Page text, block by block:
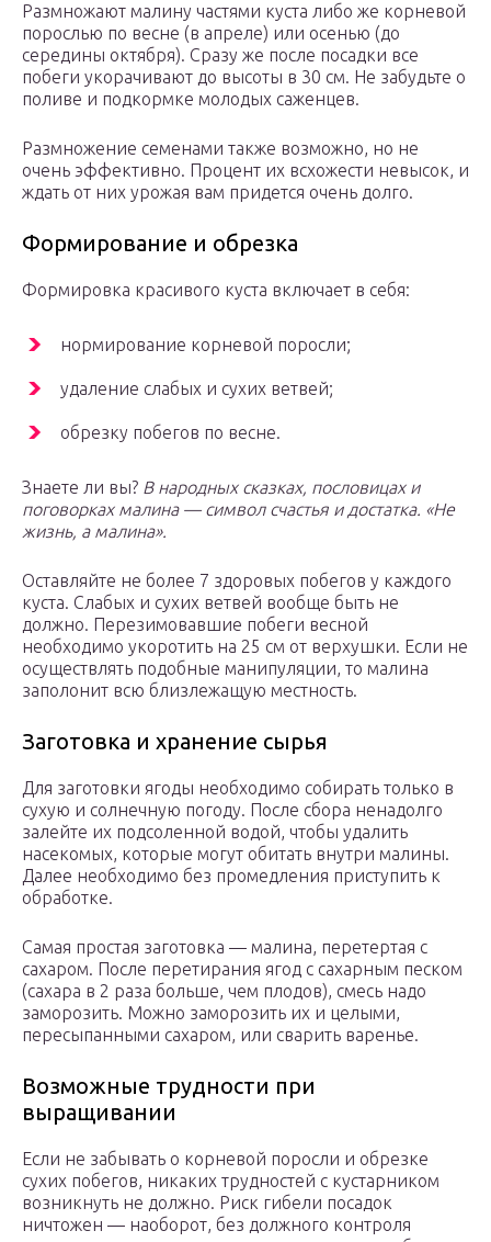
Размножают малину частями куста либо же корневой
порослью по весне (в апреле) или осенью (до
середины октября). Сразу же после посадки все
побеги укорачивают до высоты в 30 см. Не забудьте о
поливе и подкормке молодых саженцев.
Размножение семенами также возможно, но не
очень эффективно. Процент их всхожести невысок, и
ждать от них урожая вам придется очень долго.
Формирование и обрезка
Формировка красивого куста включает в себя:
нормирование корневой поросли;
удаление слабых и сухих ветвей;
обрезку побегов по весне.
Знаете ли вы? В народных сказках, пословицах и
поговорках малина — символ счастья и достатка. «Не
жизнь, а малина».
Оставляйте не более 7 здоровых побегов у каждого
куста. Слабых и сухих ветвей вообще быть не
должно. Перезимовавшие побеги весной
необходимо укоротить на 25 см от верхушки. Если не
осуществлять подобные манипуляции, то малина
заполонит всю близлежащую местность.
Заготовка и хранение сырья
Для заготовки ягоды необходимо собирать только в
сухую и солнечную погоду. После сбора ненадолго
залейте их подсоленной водой, чтобы удалить
насекомых, которые могут обитать внутри малины.
Далее необходимо без промедления приступить к
обработке.
Самая простая заготовка — малина, перетертая с
сахаром. После перетирания ягод с сахарным песком
(сахара в 2 раза больше, чем плодов), смесь надо
заморозить. Можно заморозить их и целыми,
пересыпанными сахаром, или сварить варенье.
Возможные трудности при
выращивании
Если не забывать о корневой поросли и обрезке
сухих побегов, никаких трудностей с кустарником
возникнуть не должно. Риск гибели посадок
ничтожен — наоборот, без должного контроля